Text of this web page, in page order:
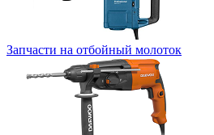
Запчасти на отбойный молоток